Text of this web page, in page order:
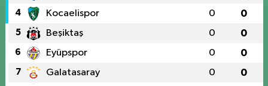
4 Kocaelispor 0 0
5 Beşiktaş 0 0
6 Eyüpspor 0 0
7 Galatasaray 0 0